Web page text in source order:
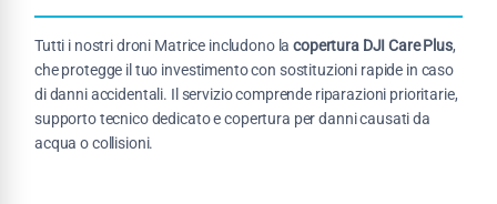
Tutti i nostri droni Matrice includono lacopertura DJI Care Plus,
che protegge il tuo investimento con sostituzioni rapide in caso
di danni accidentali. Il servizio comprende riparazioni prioritarie,
supporto tecnico dedicato e copertura per danni causati da
acqua o collisioni.